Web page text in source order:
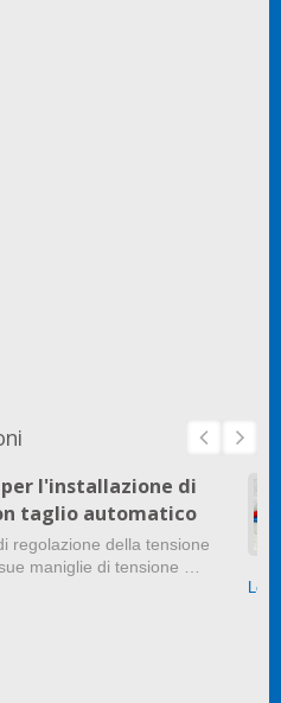
l'installazione di
taglio automatico
regolazione della tensione
maniglie di tensione …